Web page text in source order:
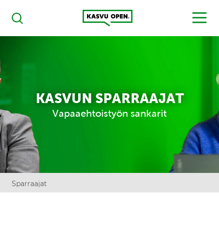
Haku
Kasvu Open
MENU
KASVUN SPARRAAJAT
Vapaaehtoistyön sankarit
Sparraajat